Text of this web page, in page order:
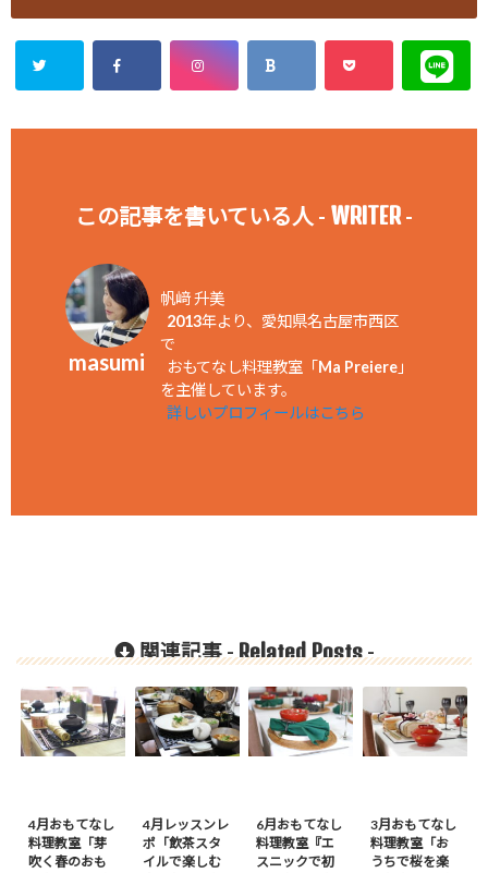
この記事を書いている人 - WRITER-
masumi
帆﨑 升美
2013年より、愛知県名古屋市西区
で
おもてなし料理教室「Ma Preiere」
を主催しています。
詳しいプロフィールはこちら
関連記事 -Related Posts-
4月おもてなし
料理教室「芽
吹く春のおも
4月レッスンレ
ポ「飲茶スタ
イルで楽しむ
6月おもてなし
料理教室『エ
スニックで初
3月おもてなし
料理教室「お
うちで桜を楽